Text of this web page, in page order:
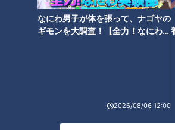
なにわ男子が体を張って、ナゴヤの
ギモンを大調査！【全力！なにわ実
2026/08/06 12:00
光と影（前）
3つの「
半戦3つのテーマ「勝利」「感
動」そして「明日の姿」